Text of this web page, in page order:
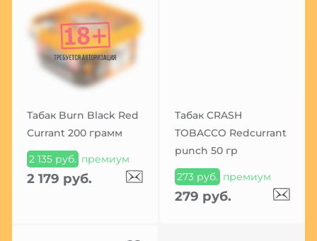
Табак Burn Black Red
Currant 200 грамм
2 135 руб. премиум
2 179 руб.
Табак CRASH
TOBACCO Redcurrant
punch 50 гр
273 руб. премиум
279 руб.